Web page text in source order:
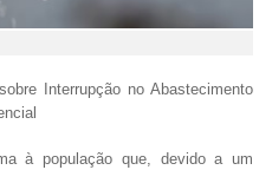
Interrupção no Abastecimento
à população que, devido a um